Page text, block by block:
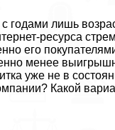
лишь
ресурса
его
менее
уже не в
Какой